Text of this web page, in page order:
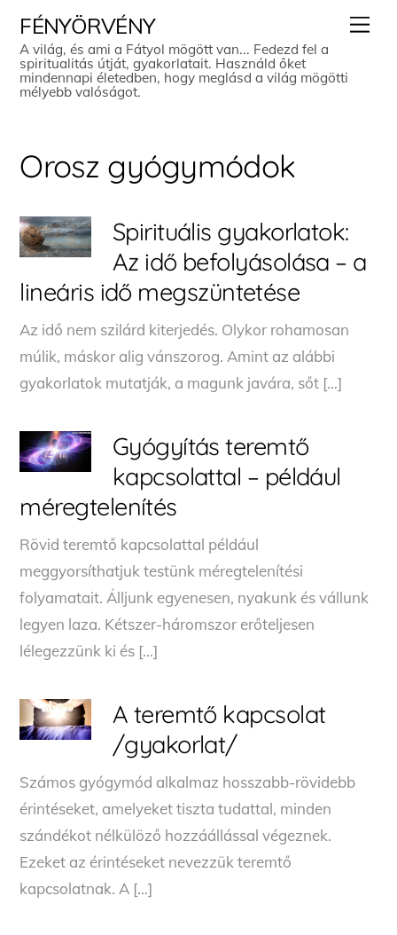
content
FÉNYÖRVÉNY
A világ, és ami a Fátyol mögött van... Fedezd fel a
spiritualitás útját, gyakorlatait. Használd őket
mindennapi életedben, hogy meglásd a világ mögötti
mélyebb valóságot.
Orosz gyógymódok
Spirituális gyakorlatok:
Az idő befolyásolása – a
lineáris idő megszüntetése
Az idő nem szilárd kiterjedés. Olykor rohamosan
múlik, máskor alig vánszorog. Amint az alábbi
gyakorlatok mutatják, a magunk javára, sőt […]
Gyógyítás teremtő
kapcsolattal – például
méregtelenítés
Rövid teremtő kapcsolattal például
meggyorsíthatjuk testünk méregtelenítési
folyamatait. Álljunk egyenesen, nyakunk és vállunk
legyen laza. Kétszer-háromszor erőteljesen
lélegezzünk ki és […]
A teremtő kapcsolat
/gyakorlat/
Számos gyógymód alkalmaz hosszabb-rövidebb
érintéseket, amelyeket tiszta tudattal, minden
szándékot nélkülöző hozzáállással végeznek.
Ezeket az érintéseket nevezzük teremtő
kapcsolatnak. A […]